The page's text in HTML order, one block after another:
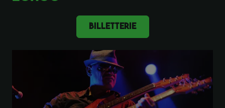
BILLETTERIE